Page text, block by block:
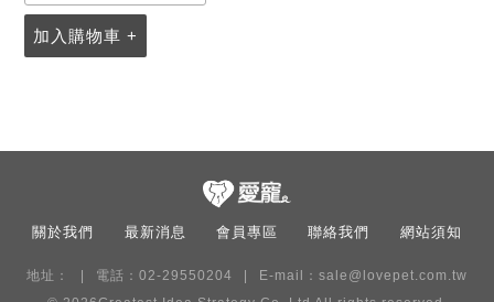
加入購物車 +
關於我們 最新消息 會員專區 聯絡我們 網站須知
地址： 電話：02-29550204 E-mail： sale@lovepet.com.tw